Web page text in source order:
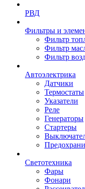
РВД
Фильтры и
Фильтр
Фильтр
Фильтр
Автоэлектрика
Датчики
Термостаты
Указатели
Реле
Генераторы
Стартеры
Светотехника
Фары
Фонари